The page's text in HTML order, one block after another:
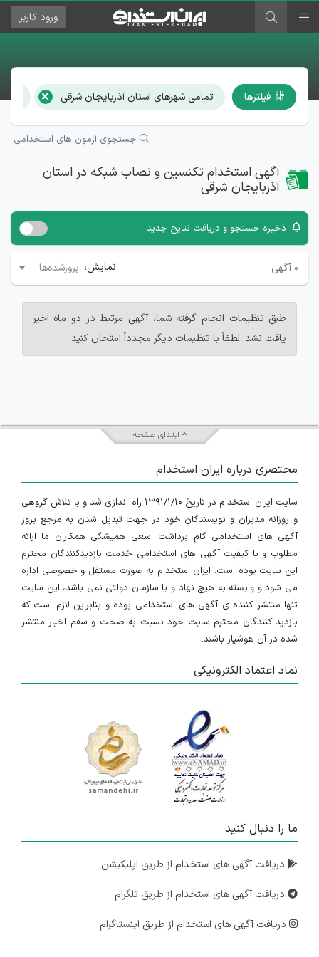
ورود کاربر
فیلترها تمامی شهرهای استان آذربایجان شرقی ×
جستجوی آزمون های استخدامی
آگهی استخدام تکنسین و نصاب شبکه در استان
آذربایجان شرقی
ذخیره جستجو و دریافت نتایج جدید
۰ آگهی نمایش: بروزشده‌ها
طبق تنظیمات انجام گرفته شما، آگهی مرتبط در دو ماه اخیر
یافت نشد. لطفاً با تنظیمات دیگر مجدداً امتحان کنید.
ابتدای صفحه
مختصری درباره ایران استخدام
سایت ایران استخدام در تاریخ ۱۳۹۱/۱/۱۰ راه اندازی شد و با تلاش گروهی
و روزانه مدیران و نویسندگان خود در جهت تبدیل شدن به مرجع بروز
آگهی های استخدامی گام برداشت. سعی همیشگی همکاران ما ارائه
مطلوب و با کیفیت آگهی های استخدامی خدمت بازدیدکنندگان محترم
این سایت بوده است. ایران استخدام به صورت مستقل و خصوصی اداره
می شود و وابسته به هیچ نهاد و یا سازمان دولتی نمی باشد، این سایت
تنها منتشر کننده ی آگهی های استخدامی بوده و بنابراین لازم است که
بازدید کنندگان محترم سایت خود نسبت به صحت و سقم اخبار منتشر
شده در آن هوشیار باشند.
نماد اعتماد الکترونیکی
ما را دنبال کنید
دریافت آگهی های استخدام از طریق اپلیکیشن
دریافت آگهی های استخدام از طریق تلگرام
دریافت آگهی های استخدام از طریق اینستاگرام